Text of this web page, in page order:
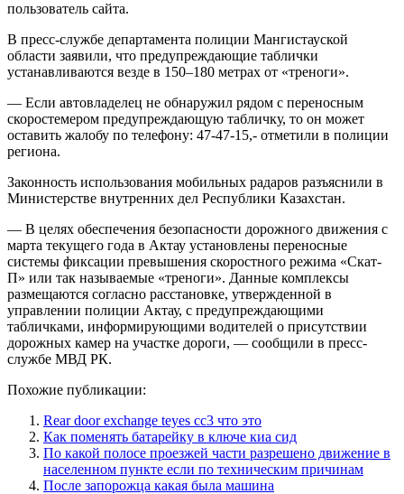
пользователь сайта.
В пресс-службе департамента полиции Мангистауской
области заявили, что предупреждающие таблички
устанавливаются везде в 150–180 метрах от «треноги».
— Если автовладелец не обнаружил рядом с переносным
скоростемером предупреждающую табличку, то он может
оставить жалобу по телефону: 47-47-15,- отметили в полиции
региона.
Законность использования мобильных радаров разъяснили в
Министерстве внутренних дел Республики Казахстан.
— В целях обеспечения безопасности дорожного движения с
марта текущего года в Актау установлены переносные
системы фиксации превышения скоростного режима «Скат-
П» или так называемые «треноги». Данные комплексы
размещаются согласно расстановке, утвержденной в
управлении полиции Актау, с предупреждающими
табличками, информирующими водителей о присутствии
дорожных камер на участке дороги, — сообщили в пресс-
службе МВД РК.
Похожие публикации:
Rear door exchange teyes cc3 что это
Как поменять батарейку в ключе киа сид
По какой полосе проезжей части разрешено движение в
населенном пункте если по техническим причинам
После запорожца какая была машина